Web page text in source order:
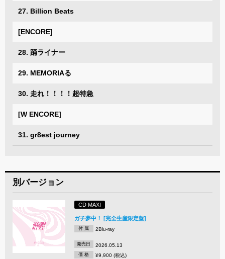
27. Billion Beats
[ENCORE]
28. 踊ライナー
29. MEMORIAる
30. 走れ！！！！超特急
[W ENCORE]
31. gr8est journey
別バージョン
CD MAXI
ガチ夢中！ [完全生産限定盤]
付 属 2Blu-ray
発売日 2026.05.13
価 格 ¥9,900 (税込)